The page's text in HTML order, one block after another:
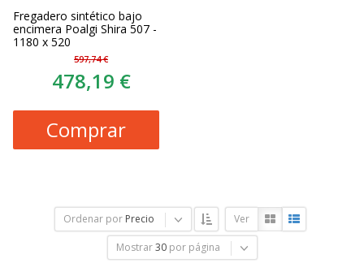
Fregadero sintético bajo
encimera Poalgi Shira 507 -
1180 x 520
597,74 €
478,19 €
Comprar
Ordenar por Precio Ver
Mostrar 30 por página